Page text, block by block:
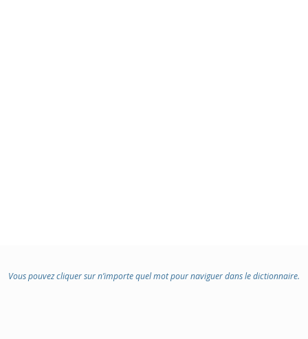
Vous pouvez cliquer sur n’importe quel mot pour naviguer dans le dictionnaire.